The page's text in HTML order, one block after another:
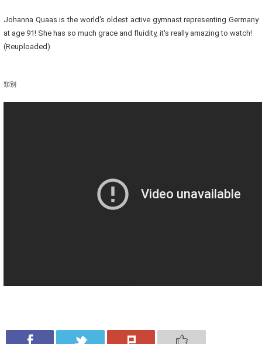
Johanna Quaas is the world's oldest active gymnast representing Germany
at age 91! She has so much grace and fluidity, it's really amazing to watch!
(Reuploaded)
類別